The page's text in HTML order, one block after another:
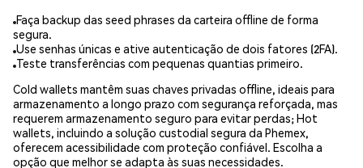
Faça backup das seed phrases da carteira offline de forma
segura.
Use senhas únicas e ative autenticação de dois fatores (2FA).
Teste transferências com pequenas quantias primeiro.
Cold wallets mantêm suas chaves privadas offline, ideais para
armazenamento a longo prazo com segurança reforçada, mas
requerem armazenamento seguro para evitar perdas; Hot
wallets, incluindo a solução custodial segura da Phemex,
oferecem acessibilidade com proteção confiável. Escolha a
opção que melhor se adapta às suas necessidades.